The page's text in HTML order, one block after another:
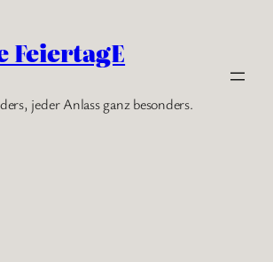
FeiertagE
jeder Anlass ganz besonders.